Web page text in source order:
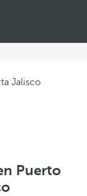
Jalisco
Puerto